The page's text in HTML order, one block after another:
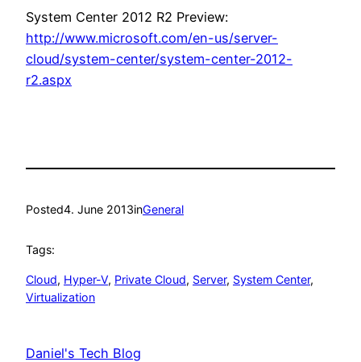
System Center 2012 R2 Preview:
http://www.microsoft.com/en-us/server-
cloud/system-center/system-center-2012-
r2.aspx
Posted4. June 2013inGeneral
Tags:
Cloud, Hyper-V, Private Cloud, Server, System Center
Virtualization
Daniel's Tech Blog